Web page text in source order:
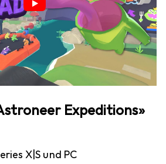
Expeditions»
X|S und PC